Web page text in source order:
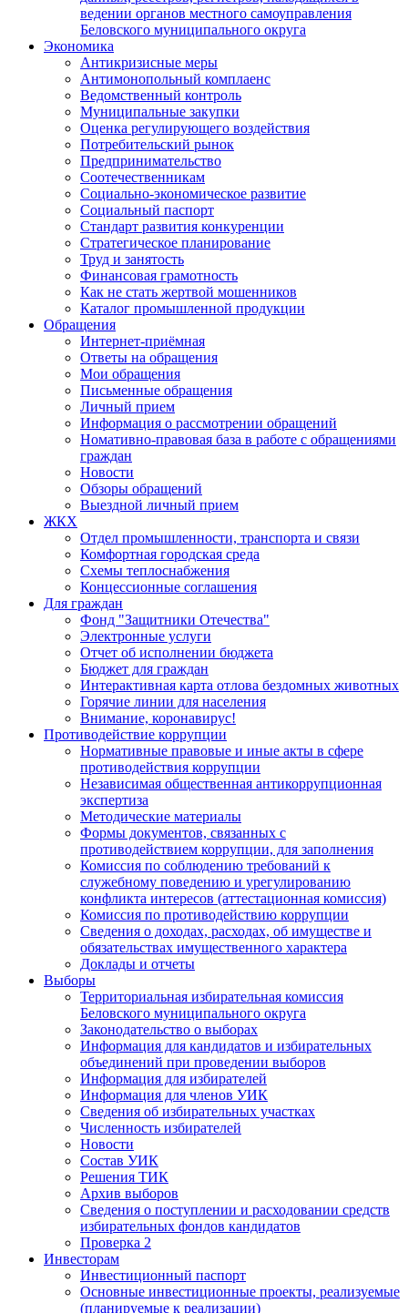
ведении органов местного самоуправления
Беловского муниципального округа
Экономика
Антикризисные меры
Антимонопольный комплаенс
Ведомственный контроль
Муниципальные закупки
Оценка регулирующего воздействия
Потребительский рынок
Предпринимательство
Соотечественникам
Социально-экономическое развитие
Социальный паспорт
Стандарт развития конкуренции
Стратегическое планирование
Труд и занятость
Финансовая грамотность
Как не стать жертвой мошенников
Каталог промышленной продукции
Обращения
Интернет-приёмная
Ответы на обращения
Мои обращения
Письменные обращения
Личный прием
Информация о рассмотрении обращений
Номативно-правовая база в работе с обращениями
граждан
Новости
Обзоры обращений
Выездной личный прием
ЖКХ
Отдел промышленности, транспорта и связи
Комфортная городская среда
Схемы теплоснабжения
Концессионные соглашения
Для граждан
Фонд "Защитники Отечества"
Электронные услуги
Отчет об исполнении бюджета
Бюджет для граждан
Интерактивная карта отлова бездомных животных
Горячие линии для населения
Внимание, коронавирус!
Противодействие коррупции
Нормативные правовые и иные акты в сфере
противодействия коррупции
Независимая общественная антикоррупционная
экспертиза
Методические материалы
Формы документов, связанных с
противодействием коррупции, для заполнения
Комиссия по соблюдению требований к
служебному поведению и урегулированию
конфликта интересов (аттестационная комиссия)
Комиссия по противодействию коррупции
Сведения о доходах, расходах, об имуществе и
обязательствах имущественного характера
Доклады и отчеты
Выборы
Территориальная избирательная комиссия
Беловского муниципального округа
Законодательство о выборах
Информация для кандидатов и избирательных
объединений при проведении выборов
Информация для избирателей
Информация для членов УИК
Сведения об избирательных участках
Численность избирателей
Новости
Состав УИК
Решения ТИК
Архив выборов
Сведения о поступлении и расходовании средств
избирательных фондов кандидатов
Проверка 2
Инвесторам
Инвестиционный паспорт
Основные инвестиционные проекты, реализуемые
(планируемые к реализации)